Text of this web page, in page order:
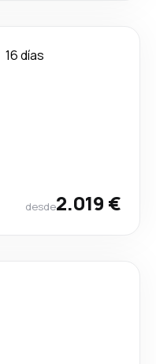
16 días
desde2.019 €